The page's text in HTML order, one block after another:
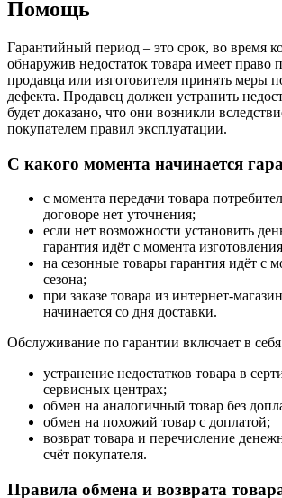
Помощь
Гарантийный период – это срок, во время
обнаружив недостаток товара имеет право
продавца или изготовителя принять меры
дефекта. Продавец должен устранить
будет доказано, что они возникли
покупателем правил эксплуатации.
С какого момента начинается
с момента передачи товара
договоре нет уточнения;
если нет возможности установить
гарантия идёт с момента
на сезонные товары гарантия идёт с
сезона;
при заказе товара из интернет-
начинается со дня доставки.
Обслуживание по гарантии включает в
устранение недостатков товара в
сервисных центрах;
обмен на аналогичный товар без
обмен на похожий товар с доплатой;
возврат товара и перечисление
счёт покупателя.
Правила обмена и возврата